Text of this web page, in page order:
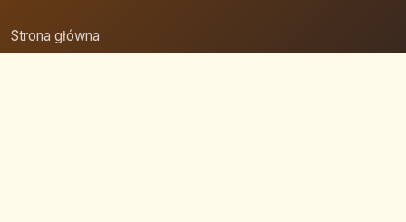
Strona główna